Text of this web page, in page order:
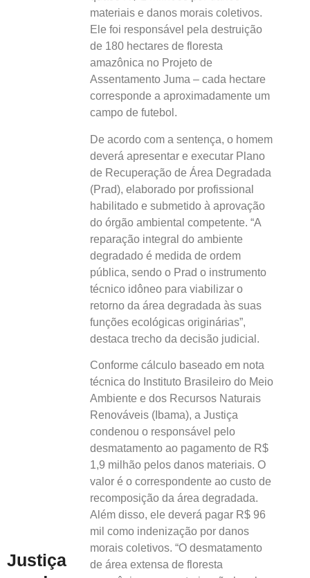
Justiça
materiais e danos morais coletivos.
Ele foi responsável pela destruição
de 180 hectares de floresta
amazônica no Projeto de
Assentamento Juma – cada hectare
corresponde a aproximadamente um
campo de futebol.
De acordo com a sentença, o homem
deverá apresentar e executar Plano
de Recuperação de Área Degradada
(Prad), elaborado por profissional
habilitado e submetido à aprovação
do órgão ambiental competente. “A
reparação integral do ambiente
degradado é medida de ordem
pública, sendo o Prad o instrumento
técnico idôneo para viabilizar o
retorno da área degradada às suas
funções ecológicas originárias”,
destaca trecho da decisão judicial.
Conforme cálculo baseado em nota
técnica do Instituto Brasileiro do Meio
Ambiente e dos Recursos Naturais
Renováveis (Ibama), a Justiça
condenou o responsável pelo
desmatamento ao pagamento de R$
1,9 milhão pelos danos materiais. O
valor é o correspondente ao custo de
recomposição da área degradada.
Além disso, ele deverá pagar R$ 96
mil como indenização por danos
morais coletivos. “O desmatamento
de área extensa de floresta